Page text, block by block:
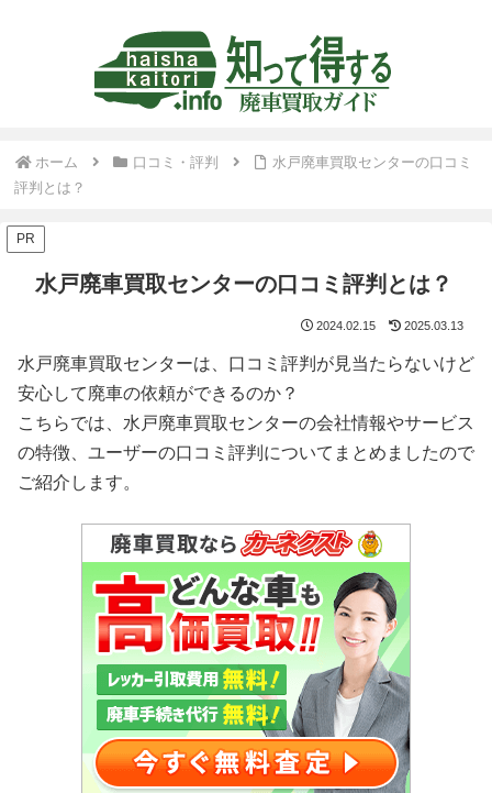
ホーム 口コミ・評判
水戸廃車買取センターの口コミ
評判とは？
PR
水戸廃車買取センターの口コミ評判とは？
2024.02.15 2025.03.13
水戸廃車買取センターは、口コミ評判が見当たらないけど
安心して廃車の依頼ができるのか？
こちらでは、水戸廃車買取センターの会社情報やサービス
の特徴、ユーザーの口コミ評判についてまとめましたので
ご紹介します。